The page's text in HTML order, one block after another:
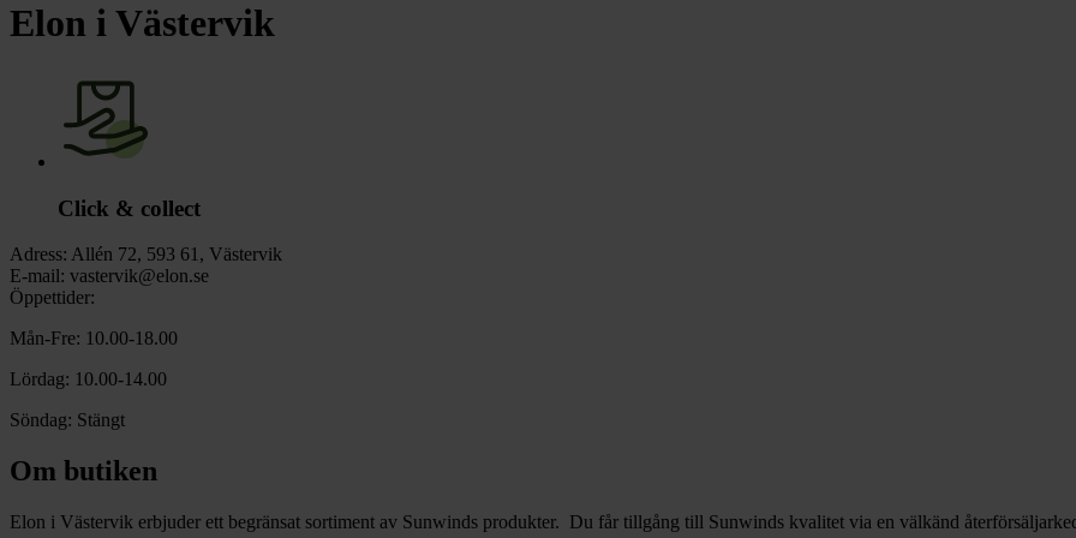
Toalett
chevron_right
Reservdelar
Elon i Västervik
Click & collect
Adress: Allén 72, 593 61, Västervik
E-mail: vastervik@elon.se
Öppettider:
Mån-Fre: 10.00-18.00
Lördag: 10.00-14.00
Söndag: Stängt
Om butiken
Elon i Västervik erbjuder ett begränsat sortiment av Sunwinds produkter. Du får tillgång till Sunwinds kvalitet via en välkänd